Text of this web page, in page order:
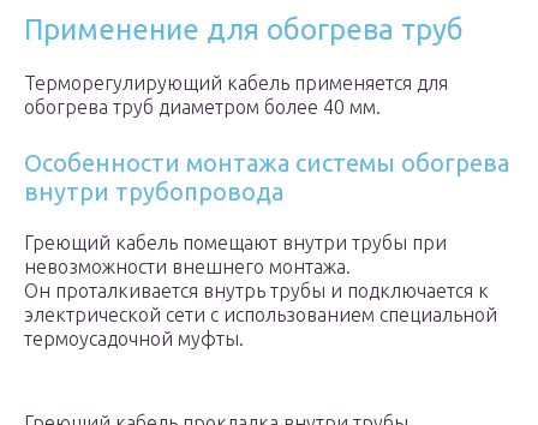
Применение для обогрева труб
Терморегулирующий кабель применяется для
обогрева труб диаметром более 40 мм.
Особенности монтажа системы обогрева
внутри трубопровода
Греющий кабель помещают внутри трубы при
невозможности внешнего монтажа.
Он проталкивается внутрь трубы и подключается к
электрической сети с использованием специальной
термоусадочной муфты.